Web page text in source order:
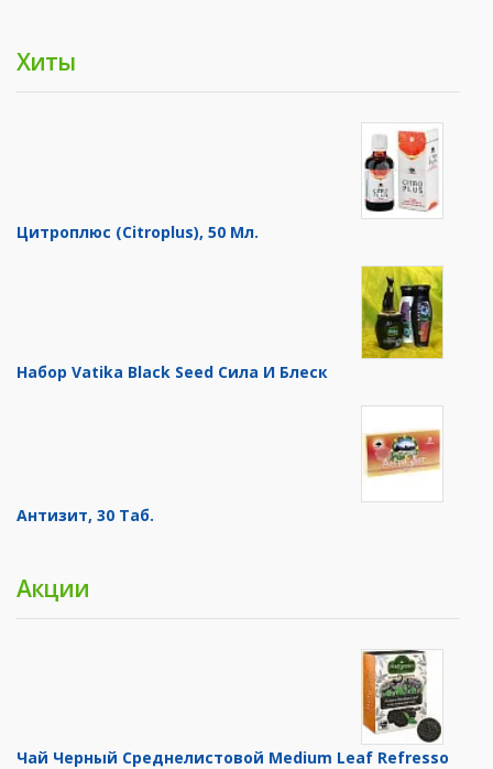
Хиты
Цитроплюс (Citroplus), 50 Мл.
Набор Vatika Black Seed Сила И Блеск
Антизит, 30 Таб.
Акции
Чай Черный Среднелистовой Medium Leaf Refresso